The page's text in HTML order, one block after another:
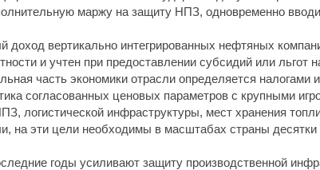
маржу на защиту НПЗ, одновременно
доход вертикально интегрированных нефтяных
и учтен при предоставлении субсидий или
часть экономики отрасли определяется
согласованных ценовых параметров с крупными
логистической инфраструктуры, мест хранения
на эти цели необходимы в масштабах страны
годы усиливают защиту производственной